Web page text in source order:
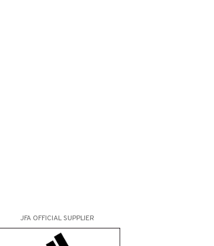
JFA OFFICIAL SUPPLIER